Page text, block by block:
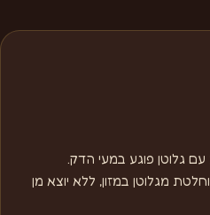
גלוטן פוגע במעי הדק.
מגלוטן במזון, ללא יוצא מן